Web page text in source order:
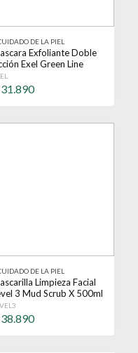
DE LA PIEL
Exfoliante Doble
Exel Green Line
100ml Sensible
31.890
DE LA PIEL
Limpieza Facial
3 Mud Scrub X 500ml
38.890